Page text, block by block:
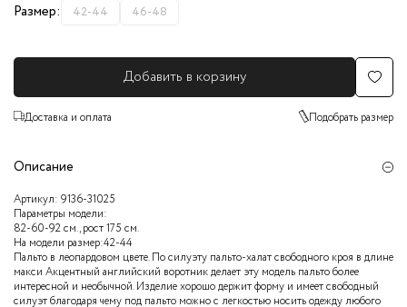
Размер: 42-44 46-48
Добавить в корзину
Доставка и оплата Подобрать размер
Описание
Артикул: 9136-31025
Параметры модели:
82-60-92 см., рост 175 см.
На модели размер:42-44
Пальто в леопардовом цвете. По силуэту пальто-халат свободного кроя в длине
макси Акцентный английский воротник делает эту модель пальто более
интересной и необычной. Изделие хорошо держит форму и имеет свободный
силуэт благодаря чему под пальто можно с легкостью носить одежду любого